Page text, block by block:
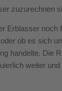
zuzurechnen
Erblasser noch
ob es sich
handelte. Die
weiter